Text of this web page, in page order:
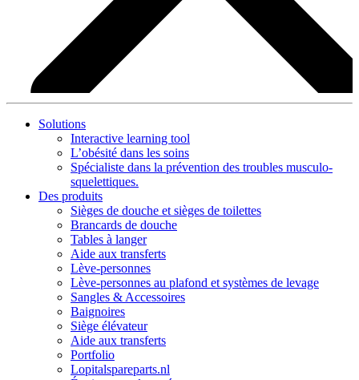
Solutions
Interactive learning tool
L’obésité dans les soins
Spécialiste dans la prévention des troubles musculo-
squelettiques.
Des produits
Sièges de douche et sièges de toilettes
Brancards de douche
Tables à langer
Aide aux transferts
Lève-personnes
Lève-personnes au plafond et systèmes de levage
Sangles & Accessoires
Baignoires
Siège élévateur
Aide aux transferts
Portfolio
Lopitalspareparts.nl